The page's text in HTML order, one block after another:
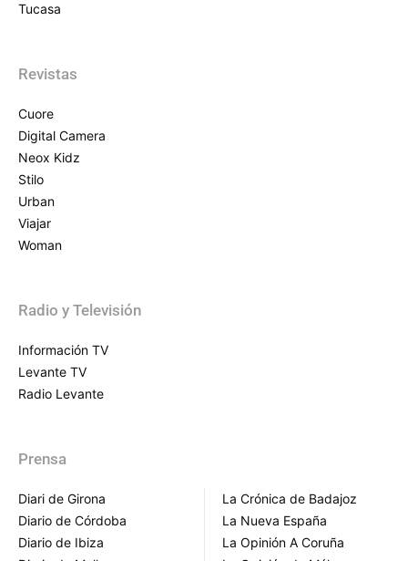
Tucasa
Revistas
Cuore
Digital Camera
Neox Kidz
Stilo
Urban
Viajar
Woman
Radio y Televisión
Información TV
Levante TV
Radio Levante
Prensa
Diari de Girona
Diario de Córdoba
Diario de Ibiza
La Crónica de Badajoz
La Nueva España
La Opinión A Coruña